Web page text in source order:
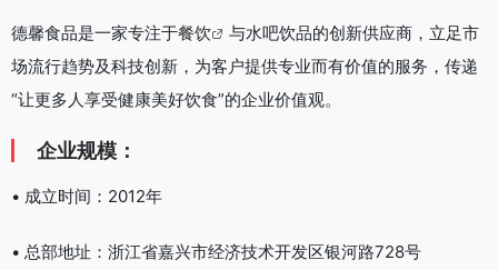
德馨食品是一家专注于餐饮
与水吧饮品的创新供应商，立足市
场流行趋势及科技创新，为客户提供专业而有价值的服务，传递
“让更多人享受健康美好饮食”的企业价值观。
企业规模：
• 成立时间：2012年
• 总部地址：浙江省嘉兴市经济技术开发区银河路728号